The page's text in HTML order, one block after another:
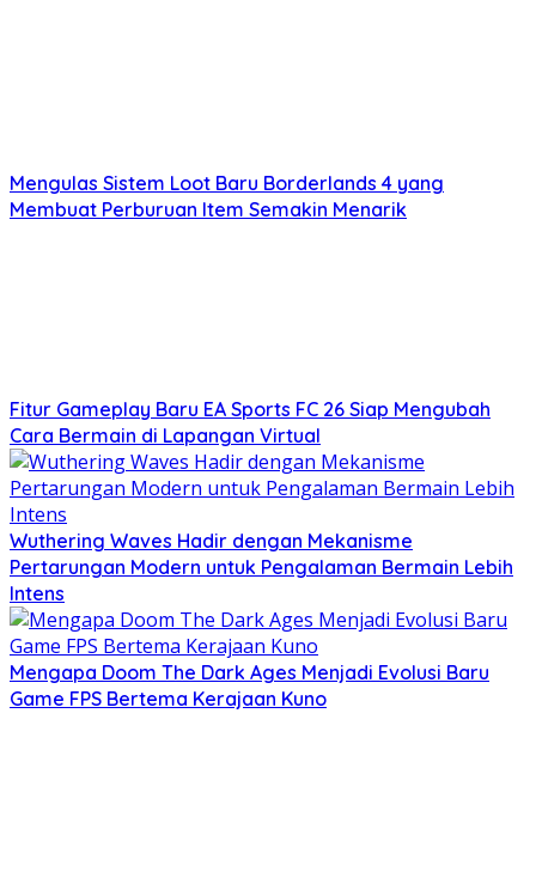
Mengulas Sistem Loot Baru Borderlands 4 yang
Membuat Perburuan Item Semakin Menarik
Fitur Gameplay Baru EA Sports FC 26 Siap Mengubah
Cara Bermain di Lapangan Virtual
Wuthering Waves Hadir dengan Mekanisme
Pertarungan Modern untuk Pengalaman Bermain Lebih
Intens
Mengapa Doom The Dark Ages Menjadi Evolusi Baru
Game FPS Bertema Kerajaan Kuno